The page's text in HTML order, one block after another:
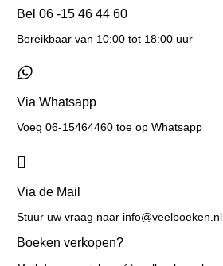
Bel 06 -15 46 44 60
Bereikbaar van 10:00 tot 18:00 uur
Via Whatsapp
Voeg 06-15464460 toe op Whatsapp
Via de Mail
Stuur uw vraag naar info@veelboeken.nl
Boeken verkopen?